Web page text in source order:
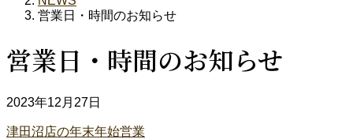
営業日・時間のお知らせ
営業日・時間のお知らせ
2023年12月27日
津田沼店の年末年始営業